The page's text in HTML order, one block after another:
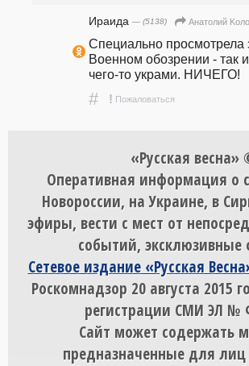
Ираида — (5138) Анатолий
Специально просмотрела
Военном обозрении - так
чего-то украми. НИЧЕГО!
# ! Пожаловаться
«Русская весна»
Оперативная информация о
Новороссии, на Украине, в
эфиры, вести с мест от
событий, эксклюзивные
Сетевое издание «Русская
Роскомнадзор 20 августа 2015
регистрации СМИ ЭЛ №
Сайт может содержать
предназначенные для